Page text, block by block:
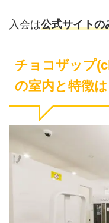
入会は公式サイトの
チョコザップ
の室内と特徴は